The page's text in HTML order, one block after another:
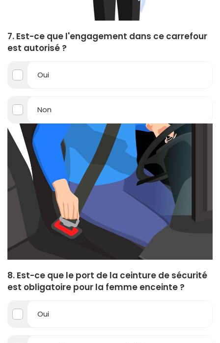
7. Est-ce que l'engagement dans ce carrefour
est autorisé ?
Oui
Non
8. Est-ce que le port de la ceinture de sécurité
est obligatoire pour la femme enceinte ?
Oui